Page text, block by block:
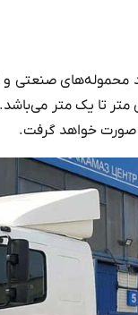
صنعتی و
مقاوم اتاقک مخصوص بار از کف اتاق تا
صورت خواهد گرفت.